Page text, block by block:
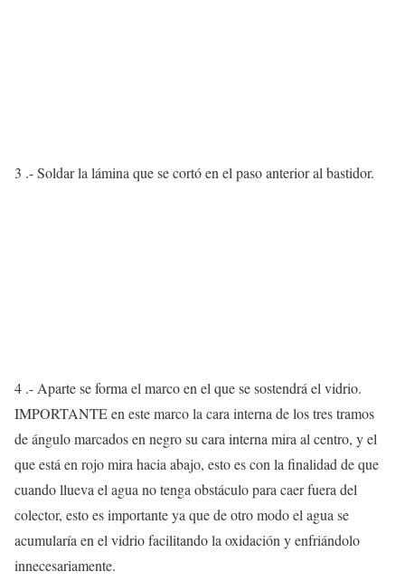
3 .- Soldar la lámina que se cortó en el paso anterior al bastidor.
4 .- Aparte se forma el marco en el que se sostendrá el vidrio.
IMPORTANTE en este marco la cara interna de los tres tramos
de ángulo marcados en negro su cara interna mira al centro, y el
que está en rojo mira hacia abajo, esto es con la finalidad de que
cuando llueva el agua no tenga obstáculo para caer fuera del
colector, esto es importante ya que de otro modo el agua se
acumularía en el vidrio facilitando la oxidación y enfriándolo
innecesariamente.